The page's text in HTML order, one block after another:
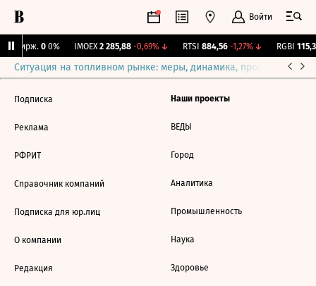
Войти
Бирж. 0 0% IMOEX 2 285,88 -0,69%↓ RTSI 884,56 -1,27%↓ RGBI
Ситуация на топливном рынке: меры, динамика, прогнозы
Подписка
Реклама
РФРИТ
Справочник компаний
Подписка для юр.лиц
О компании
Редакция
Наши проекты
ВЕДЫ
Город
Аналитика
Промышленность
Наука
Здоровье